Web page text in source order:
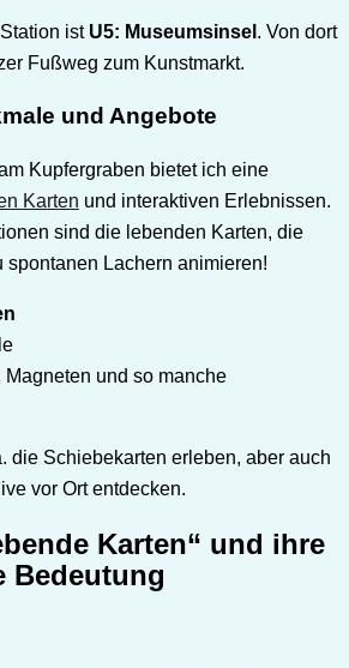
ist U5: Museumsinsel . Von dort
Fußweg zum Kunstmarkt.
und Angebote
Kupfergraben bietet ich eine
Karten und interaktiven Erlebnissen.
sind die lebenden Karten, die
spontanen Lachern animieren!
Magneten und so manche
die Schiebekarten erleben, aber auch
vor Ort entdecken.
Karten“ und ihre
Bedeutung